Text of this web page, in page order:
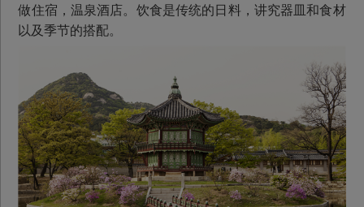
做住宿，温泉酒店。饮食是传统的日料，讲究器皿和食材
以及季节的搭配。